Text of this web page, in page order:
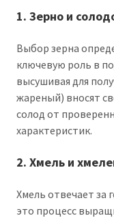
1. Зерно и
Выбор зерна
ключевую роль в
высушивая для
жареный) вносят
солод от
характеристик.
2. Хмель и
Хмель отвечает за
это процесс